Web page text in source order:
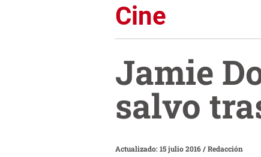
Cine
Jamie
salvo
Actualizado: 15 julio 2016/Redacción